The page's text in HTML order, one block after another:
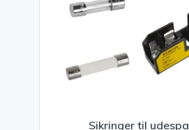
Sikringer til udespa